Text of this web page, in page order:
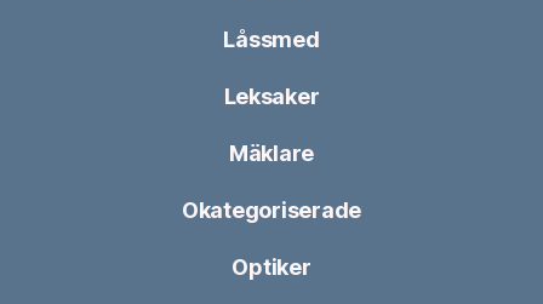
Låssmed
Leksaker
Mäklare
Okategoriserade
Optiker